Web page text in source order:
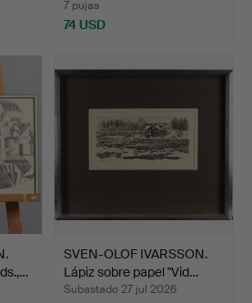
7 pujas
74 USD
SVEN-OLOF IVARSSON.
Lápiz sobre papel "Vid…
Subastado 27 jul 2026